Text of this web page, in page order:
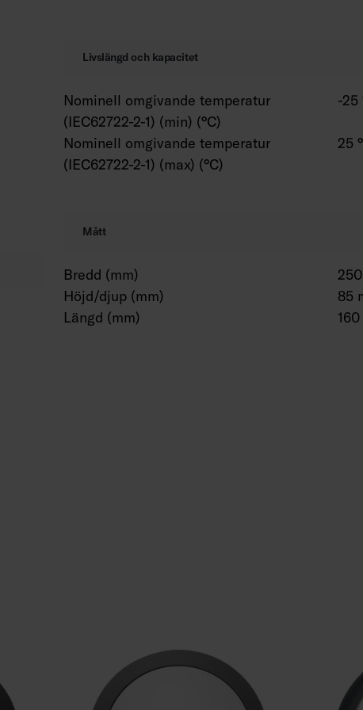
Livslängd och kapacitet
Nominell omgivande temperatur
(IEC62722-2-1) (min) (°C)
-25
Nominell omgivande temperatur
(IEC62722-2-1) (max) (°C)
25
Mått
Bredd (mm)
Höjd/djup (mm)
85
Längd (mm)